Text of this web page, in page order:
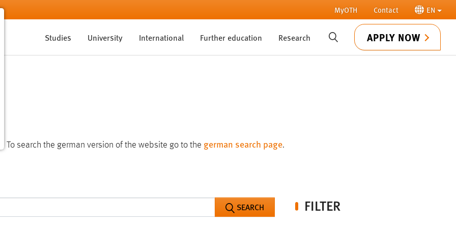
MyOTH Contact EN
Studies University International Further education Research SUCHE APPLY NOW
To search the german version of the website go to the german search page.
FILTER
SEARCH